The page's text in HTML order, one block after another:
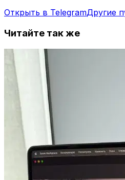
Открыть в TelegramДругие
Читайте так же